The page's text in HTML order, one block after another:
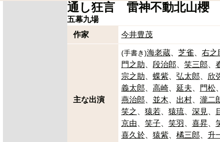
通し狂言 雷神不動北山櫻
五幕九場
作家
今井豊茂
主な出演
(手書き )海老蔵 芝雀
右之
門之助
段治郎 笑三郎
宗之助
蝶紫 弘太郎
欣
義太郎
高崎 延夫
門松
燕治郎
並木 出村
瀧二
笑之
猿若 猿琉 深見
京由
笑子 笑羽 喜昇
喜久於
猿紫 橘三郎
升